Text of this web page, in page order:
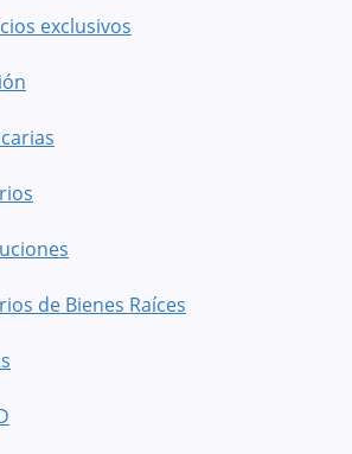
exclusivos
de Bienes Raíces